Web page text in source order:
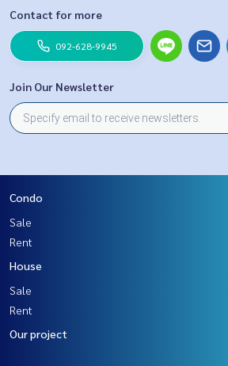
Contact for more
092-628-9945
Join Our Newsletter
Condo
Sale
Rent
House
Sale
Rent
Our project